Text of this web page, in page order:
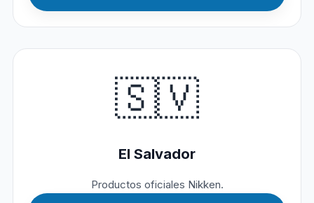
🇸🇻
El Salvador
Productos oficiales Nikken.